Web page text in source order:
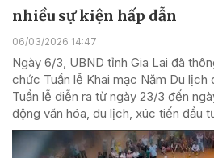
nhiều sự kiện hấp dẫn
06/03/2026 14:47
Ngày 6/3, UBND tỉnh Gia Lai đã
chức Tuần lễ Khai mạc Năm Du lịch
Tuần lễ diễn ra từ ngày 23/3 đến
động văn hóa, du lịch, xúc tiến đầu